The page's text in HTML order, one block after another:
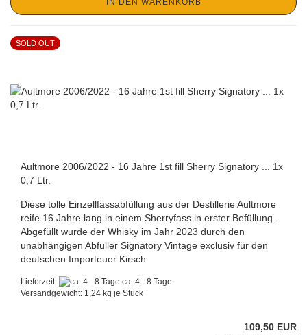
SOLD OUT
Aultmore 2006/2022 - 16 Jahre 1st fill Sherry Signatory ... 1x
0,7 Ltr.
Diese tolle Einzellfassabfüllung aus der Destillerie Aultmore
reife 16 Jahre lang in einem Sherryfass in erster Befüllung.
Abgefüllt wurde der Whisky im Jahr 2023 durch den
unabhängigen Abfüller Signatory Vintage exclusiv für den
deutschen Importeuer Kirsch.
Lieferzeit:
ca. 4 - 8 Tage
Versandgewicht: 1,24 kg je Stück
109,50 EUR